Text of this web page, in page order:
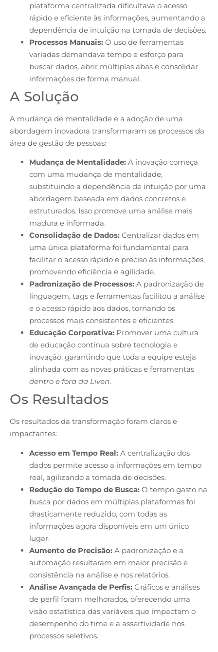
plataforma centralizada dificultava o acesso
rápido e eficiente às informações, aumentando a
dependência de intuição na tomada de decisões.
Processos Manuais: O uso de ferramentas
variadas demandava tempo e esforço para
buscar dados, abrir múltiplas abas e consolidar
informações de forma manual.
A Solução
A mudança de mentalidade e a adoção de uma
abordagem inovadora transformaram os processos da
área de gestão de pessoas:
Mudança de Mentalidade: A inovação começa
com uma mudança de mentalidade,
substituindo a dependência de intuição por uma
abordagem baseada em dados concretos e
estruturados. Isso promove uma análise mais
madura e informada.
Consolidação de Dados: Centralizar dados em
uma única plataforma foi fundamental para
facilitar o acesso rápido e preciso às informações,
promovendo eficiência e agilidade.
Padronização de Processos: A padronização de
linguagem, tags e ferramentas facilitou a análise
e o acesso rápido aos dados, tornando os
processos mais consistentes e eficientes.
Educação Corporativa: Promover uma cultura
de educação contínua sobre tecnologia e
inovação, garantindo que toda a equipe esteja
alinhada com as novas práticas e ferramentas
dentro e fora da Liven.
Os Resultados
Os resultados da transformação foram claros e
impactantes:
Acesso em Tempo Real: A centralização dos
dados permite acesso a informações em tempo
real, agilizando a tomada de decisões.
Redução do Tempo de Busca: O tempo gasto na
busca por dados em múltiplas plataformas foi
drasticamente reduzido, com todas as
informações agora disponíveis em um único
lugar.
Aumento de Precisão: A padronização e a
automação resultaram em maior precisão e
consistência na análise e nos relatórios.
Análise Avançada de Perfis: Gráficos e análises
de perfil foram melhorados, oferecendo uma
visão estatística das variáveis que impactam o
desempenho do time e a assertividade nos
processos seletivos.